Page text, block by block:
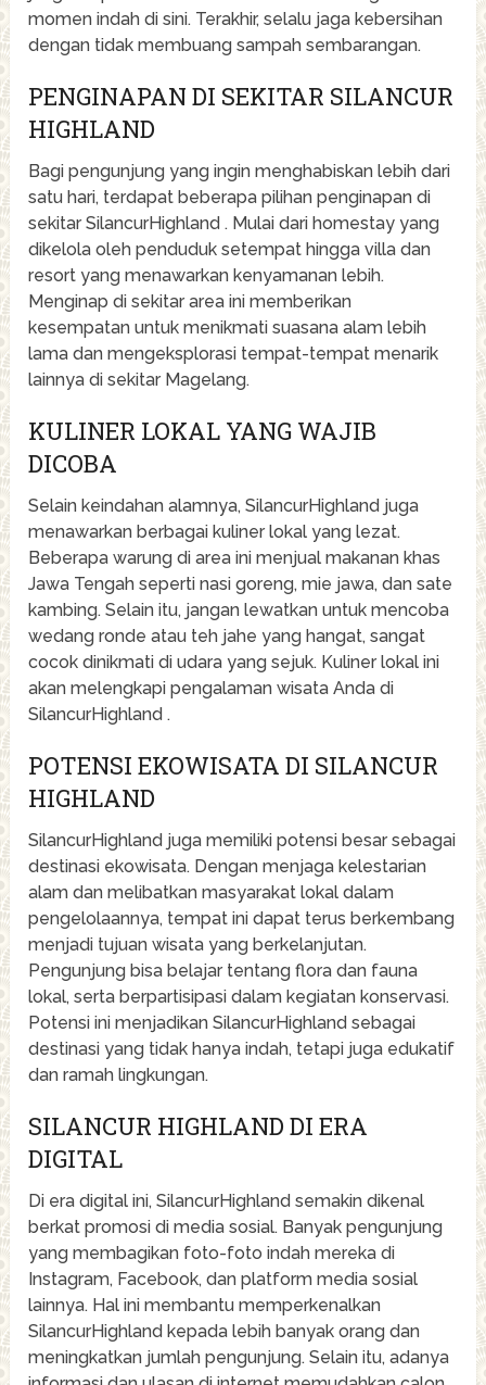
momen indah di sini. Terakhir, selalu jaga kebersihan
dengan tidak membuang sampah sembarangan.
PENGINAPAN DI SEKITAR SILANCUR
HIGHLAND
Bagi pengunjung yang ingin menghabiskan lebih dari
satu hari, terdapat beberapa pilihan penginapan di
sekitar SilancurHighland . Mulai dari homestay yang
dikelola oleh penduduk setempat hingga villa dan
resort yang menawarkan kenyamanan lebih.
Menginap di sekitar area ini memberikan
kesempatan untuk menikmati suasana alam lebih
lama dan mengeksplorasi tempat-tempat menarik
lainnya di sekitar Magelang.
KULINER LOKAL YANG WAJIB
DICOBA
Selain keindahan alamnya, SilancurHighland juga
menawarkan berbagai kuliner lokal yang lezat.
Beberapa warung di area ini menjual makanan khas
Jawa Tengah seperti nasi goreng, mie jawa, dan sate
kambing. Selain itu, jangan lewatkan untuk mencoba
wedang ronde atau teh jahe yang hangat, sangat
cocok dinikmati di udara yang sejuk. Kuliner lokal ini
akan melengkapi pengalaman wisata Anda di
SilancurHighland .
POTENSI EKOWISATA DI SILANCUR
HIGHLAND
SilancurHighland juga memiliki potensi besar sebagai
destinasi ekowisata. Dengan menjaga kelestarian
alam dan melibatkan masyarakat lokal dalam
pengelolaannya, tempat ini dapat terus berkembang
menjadi tujuan wisata yang berkelanjutan.
Pengunjung bisa belajar tentang flora dan fauna
lokal, serta berpartisipasi dalam kegiatan konservasi.
Potensi ini menjadikan SilancurHighland sebagai
destinasi yang tidak hanya indah, tetapi juga edukatif
dan ramah lingkungan.
SILANCUR HIGHLAND DI ERA
DIGITAL
Di era digital ini, SilancurHighland semakin dikenal
berkat promosi di media sosial. Banyak pengunjung
yang membagikan foto-foto indah mereka di
Instagram, Facebook, dan platform media sosial
lainnya. Hal ini membantu memperkenalkan
SilancurHighland kepada lebih banyak orang dan
meningkatkan jumlah pengunjung. Selain itu, adanya